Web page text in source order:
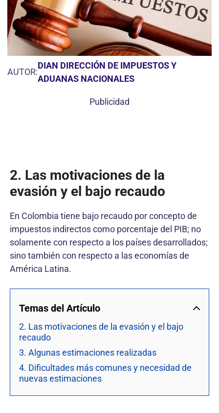
AUTOR:
DIAN DIRECCIÓN DE IMPUESTOS Y
ADUANAS NACIONALES
Publicidad
2. Las motivaciones de la
evasión y el bajo recaudo
En Colombia tiene bajo recaudo por concepto de
impuestos indirectos como porcentaje del PIB; no
solamente con respecto a los países desarrollados;
sino también con respecto a las economías de
América Latina.
Temas del Artículo
2. Las motivaciones de la evasión y el bajo
recaudo
3. Algunas estimaciones realizadas
4. Dificultades más comunes y necesidad de
nuevas estimaciones